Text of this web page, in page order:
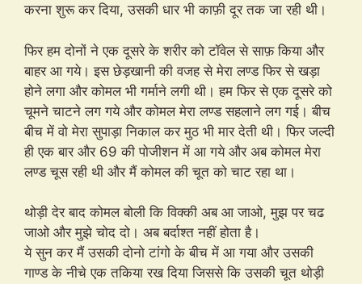
करना शुरू कर दिया, उसकी धार भी काफ़ी दूर तक जा रही थी।
फिर हम दोनों ने एक दूसरे के शरीर को टॉवेल से साफ़ किया और
बाहर आ गये। इस छेड़खानी की वजह से मेरा लण्ड फिर से खड़ा
होने लगा और कोमल भी गर्माने लगी थी। हम फिर से एक दूसरे को
चूमने चाटने लग गये और कोमल मेरा लण्ड सहलाने लग गई। बीच
बीच में वो मेरा सुपाड़ा निकाल कर मुठ भी मार देती थी। फिर जल्दी
ही एक बार और 69 की पोजीशन में आ गये और अब कोमल मेरा
लण्ड चूस रही थी और मैं कोमल की चूत को चाट रहा था।
थोड़ी देर बाद कोमल बोली कि विक्की अब आ जाओ, मुझ पर चढ
जाओ और मुझे चोद दो। अब बर्दाश्त नहीं होता है।
ये सुन कर मैं उसकी दोनो टांगो के बीच में आ गया और उसकी
गाण्ड के नीचे एक तकिया रख दिया जिससे कि उसकी चूत थोड़ी